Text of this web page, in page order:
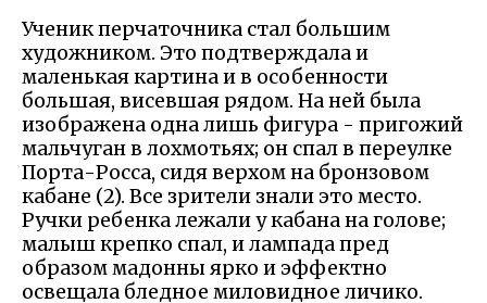
Ученик перчаточника стал большим
художником. Это подтверждала и
маленькая картина и в особенности
большая, висевшая рядом. На ней была
изображена одна лишь фигура - пригожий
мальчуган в лохмотьях; он спал в переулке
Порта-Росса, сидя верхом на бронзовом
кабане (2). Все зрители знали это место.
Ручки ребенка лежали у кабана на голове;
малыш крепко спал, и лампада пред
образом мадонны ярко и эффектно
освещала бледное миловидное личико.